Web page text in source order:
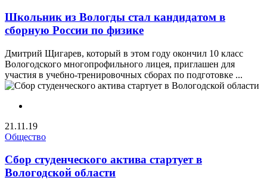
Школьник из Вологды стал кандидатом в
сборную России по физике
Дмитрий Щигарев, который в этом году окончил 10 класс
Вологодского многопрофильного лицея, приглашен для
участия в учебно-тренировочных сборах по подготовке ...
21.11.19
Общество
Сбор студенческого актива стартует в
Вологодской области